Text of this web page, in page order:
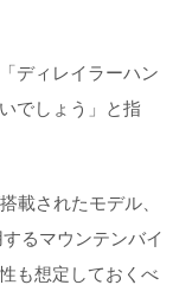
ディレイラーハン
でしょう」と指
載されたモデル、
るマウンテンバイ
も想定しておくべ